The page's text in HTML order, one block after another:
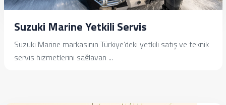
Suzuki Marine Yetkili Servis
Suzuki Marine markasının Türkiye’deki yetkili satış ve teknik
servis hizmetlerini sağlayan ...